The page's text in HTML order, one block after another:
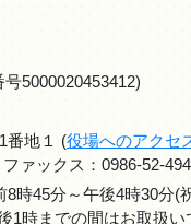
号5000020453412)
番地１ (役場へのアクセ
ファックス：0986-52-
時45分～午後4時30分(
1時までの間はお取扱い